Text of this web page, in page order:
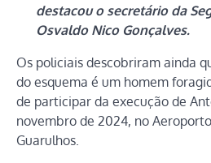
destacou o secretário da
Osvaldo Nico Gonçalves.
Os policiais descobriram ainda
do esquema é um homem
de participar da execução de
novembro de 2024, no
Guarulhos.